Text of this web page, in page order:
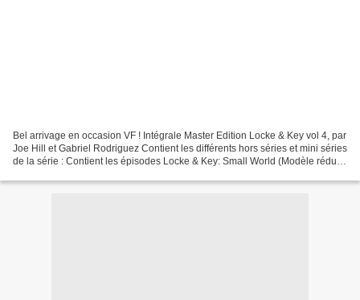
Bel arrivage en occasion VF ! Intégrale Master Edition Locke & Key vol 4, par
Joe Hill et Gabriel Rodriguez Contient les différents hors séries et mini séries
de la série : Contient les épisodes Locke & Key: Small World (Modèle réduit),